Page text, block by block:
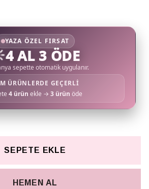
YAZA ÖZEL FIRSAT
4 AL 3 ÖDE
sepette otomatik uygulanır.
ÜRÜNLERDE GEÇERLİ
4 ürün ekle →3 ürün öde
SEPETE EKLE
HEMEN AL